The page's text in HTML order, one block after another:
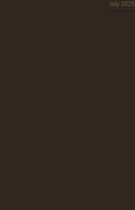
luty 2025